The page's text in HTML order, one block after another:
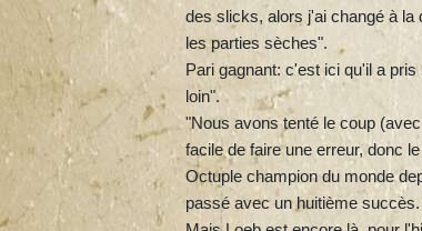
des slicks, alors j'ai changé à la
les parties sèches".
Pari gagnant: c'est ici qu'il a
loin".
"Nous avons tenté le coup
facile de faire une erreur, donc
Octuple champion du monde
passé avec un huitième